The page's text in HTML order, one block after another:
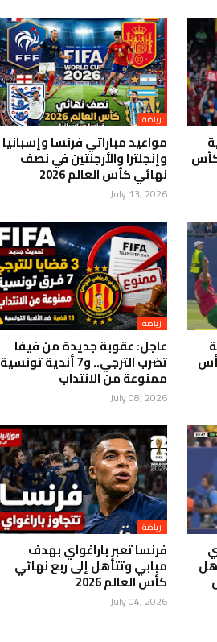
رياضة
مواعيد مباراتي فرنسا وإسبانيا
وإنجلترا والأرجنتين في نصف
نهائي كأس العالم 2026
July 13, 2026
رياضة
عاجل: عقوبة جديدة من فيفا
تضرب الترجي.. و7 أندية تونسية
ممنوعة من الانتداب
July 08, 2026
رياضة
فرنسا تعبر باراغواي بهدف
مبابي وتتأهل إلى ربع نهائي
كأس العالم 2026
July 04, 2026